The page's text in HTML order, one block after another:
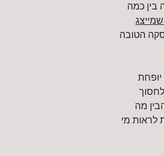
בין כמה
הטובה
מה
לראות מי